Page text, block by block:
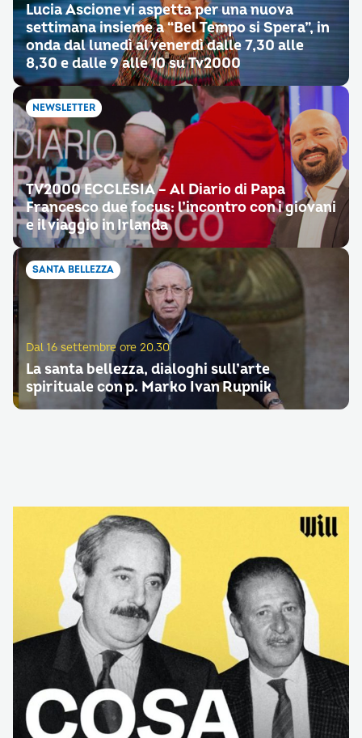
Lucia Ascione vi aspetta per una nuova
settimana insieme a “Bel Tempo si Spera”, in
onda dal lunedì al venerdì dalle 7,30 alle
8,30 e dalle 9 alle 10 su Tv2000
NEWSLETTER
TV2000 ECCLESIA – Al Diario di Papa
Francesco due focus: l’incontro con i giovani
e il viaggio in Irlanda
SANTA BELLEZZA
Dal 16 settembre ore 20.30
La santa bellezza, dialoghi sull’arte
spirituale con p. Marko Ivan Rupnik